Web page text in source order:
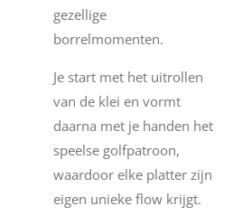
gezellige
borrelmomenten.
Je start met het uitrollen
van de klei en vormt
daarna met je handen het
speelse golfpatroon,
waardoor elke platter zijn
eigen unieke flow krijgt.